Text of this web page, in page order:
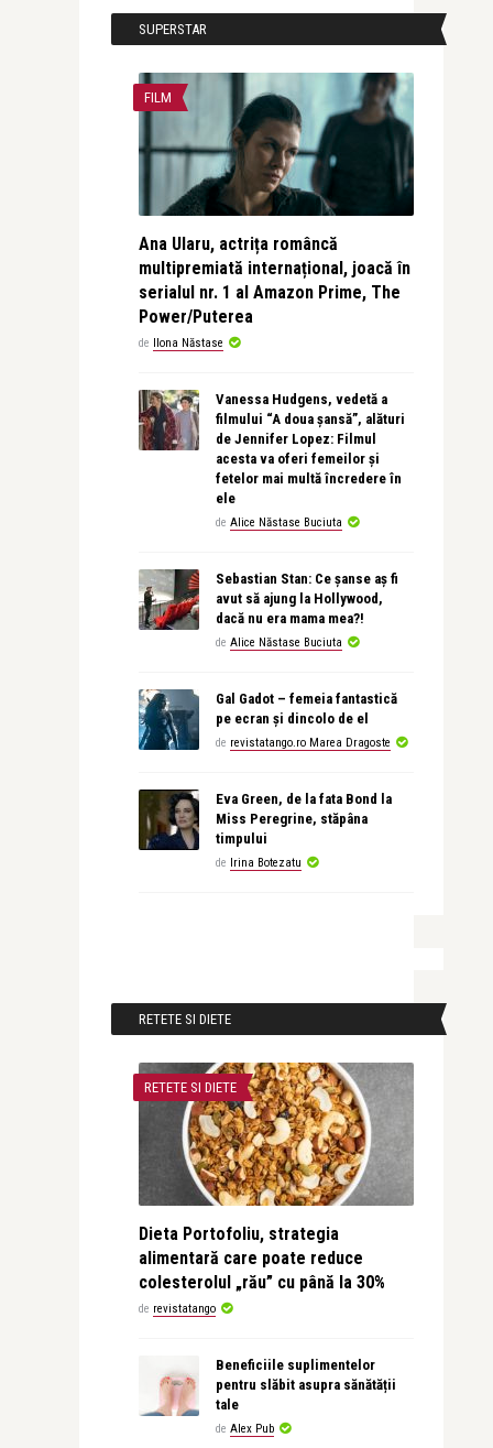
SUPERSTAR
FILM
Ana Ularu, actrița româncă
multipremiată internațional, joacă în
serialul nr. 1 al Amazon Prime, The
Power/Puterea
de Ilona Năstase
Vanessa Hudgens, vedetă a
filmului “A doua șansă”, alături
de Jennifer Lopez: Filmul
acesta va oferi femeilor și
fetelor mai multă încredere în
ele
de Alice Năstase Buciuta
Sebastian Stan: Ce șanse aș fi
avut să ajung la Hollywood,
dacă nu era mama mea?!
de Alice Năstase Buciuta
Gal Gadot – femeia fantastică
pe ecran și dincolo de el
de revistatango.ro Marea Dragoste
Eva Green, de la fata Bond la
Miss Peregrine, stăpâna
timpului
de Irina Botezatu
RETETE SI DIETE
RETETE SI DIETE
Dieta Portofoliu, strategia
alimentară care poate reduce
colesterolul „rău” cu până la 30%
de revistatango
Beneficiile suplimentelor
pentru slăbit asupra sănătății
tale
de Alex Pub